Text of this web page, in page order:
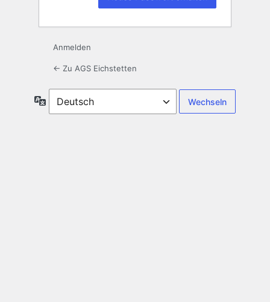
Anmelden
← Zu AGS Eichstetten
Sprache